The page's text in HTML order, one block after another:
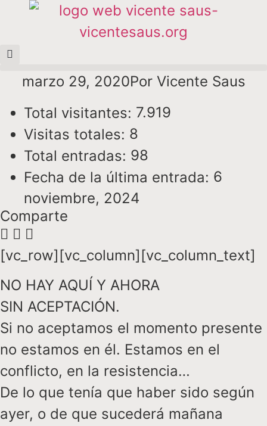
marzo 29, 2020PorVicente Saus
Total visitantes: 7.919
Visitas totales: 8
Total entradas: 98
Fecha de la última entrada: 6
noviembre, 2024
Comparte
[vc_row][vc_column][vc_column_text]
NO HAY AQUÍ Y AHORA
SIN ACEPTACIÓN.
Si no aceptamos el momento presente
no estamos en él. Estamos en el
conflicto, en la resistencia…
De lo que tenía que haber sido según
ayer, o de que sucederá mañana